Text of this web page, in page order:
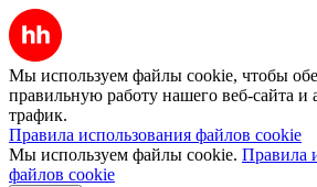
Мы используем файлы cookie, чтобы
правильную работу нашего веб-сайта и
трафик.
Правила использования файлов cookie
Мы используем файлы cookie. Правила
файлов cookie